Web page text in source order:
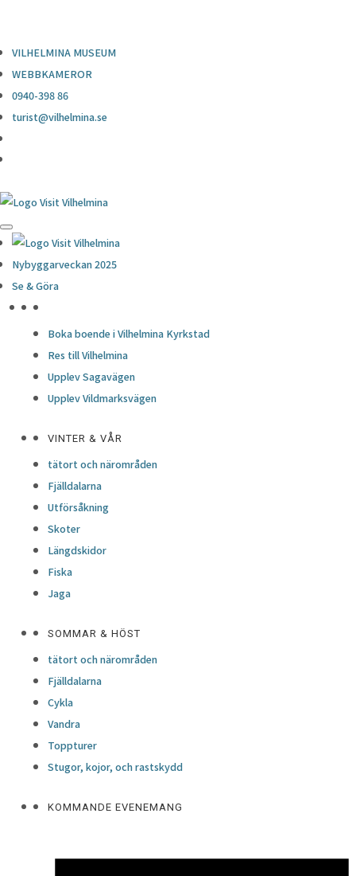
VILHELMINA MUSEUM
WEBBKAMEROR
0940-398 86
turist@vilhelmina.se
Nybyggarveckan 2025
Se & Göra
Boka boende i Vilhelmina Kyrkstad
Res till Vilhelmina
Upplev Sagavägen
Upplev Vildmarksvägen
VINTER & VÅR
tätort och närområden
Fjälldalarna
Utförsåkning
Skoter
Längdskidor
Fiska
Jaga
SOMMAR & HÖST
tätort och närområden
Fjälldalarna
Cykla
Vandra
Toppturer
Stugor, kojor, och rastskydd
KOMMANDE EVENEMANG